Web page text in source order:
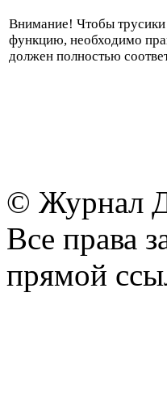
Внимание! Чтобы
функцию, необходимо
должен полностью
© Журнал
Все права
прямой